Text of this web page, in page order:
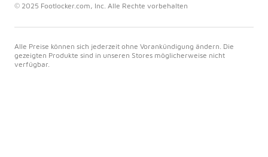
© 2025 Footlocker.com, Inc. Alle Rechte vorbehalten
Alle Preise können sich jederzeit ohne Vorankündigung ändern. Die
gezeigten Produkte sind in unseren Stores möglicherweise nicht
verfügbar.